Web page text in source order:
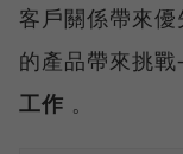
客戶關係帶來
的產品帶來挑
工作 。